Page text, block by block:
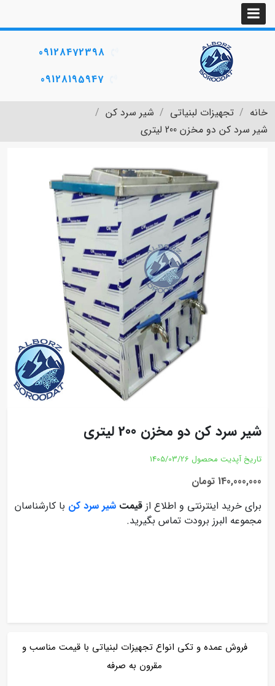
09128472398
09128195947
خانه تجهیزات لبنیاتی
شیر سرد کن
شیر سرد کن دو مخزن 200 لیتری
شیر سرد کن دو مخزن 200 لیتری
تاریخ آپدیت محصول 1405/03/26
140,000,000 تومان
برای خرید اینترنتی و اطلاع از قیمت شیر سرد کن با کارشناسان
مجموعه البرز برودت تماس بگیرید.
فروش عمده و تکی انواع تجهیزات لبنیاتی با قیمت مناسب و
مقرون به صرفه